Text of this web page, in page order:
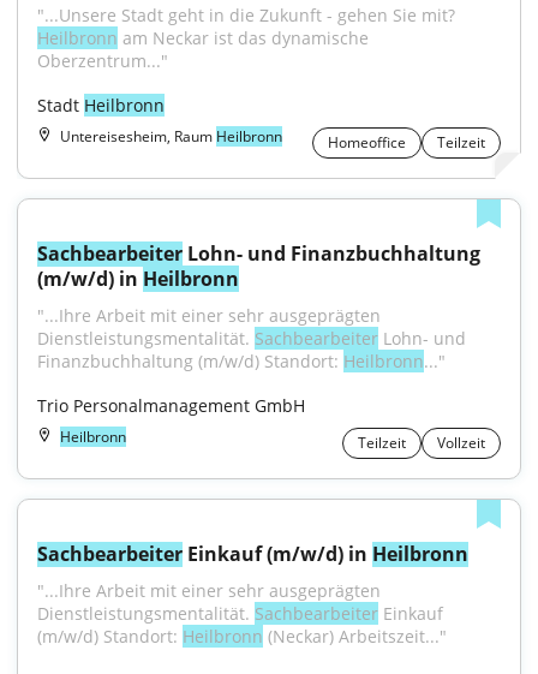
Heilbronn am Neckar ist das dynamische
Oberzentrum..."
Stadt Heilbronn
Untereisesheim, Raum Heilbronn Homeoffice Teilzeit
Sachbearbeiter Lohn- und Finanzbuchhaltung
(m/w/d) in Heilbronn
"...Ihre Arbeit mit einer sehr ausgeprägten
Dienstleistungsmentalität. Sachbearbeiter Lohn- und
Finanzbuchhaltung (m/w/d) Standort: Heilbronn..."
Trio Personalmanagement GmbH
Heilbronn Teilzeit Vollzeit
Sachbearbeiter Einkauf (m/w/d) in Heilbronn
"...Ihre Arbeit mit einer sehr ausgeprägten
Dienstleistungsmentalität. Sachbearbeiter Einkauf
(m/w/d) Standort: Heilbronn (Neckar) Arbeitszeit..."